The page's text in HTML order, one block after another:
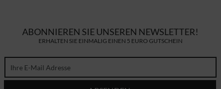
ABONNIEREN SIE UNSEREN NEWSLETTER!
ERHALTEN SIE EINMALIG EINEN 5 EURO GUTSCHEIN